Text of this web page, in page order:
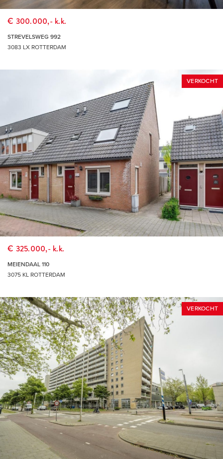
ROTTERDAM
€ 300.000,- k.k.
STREVELSWEG 992
3083 LX ROTTERDAM
VERKOCHT
€ 325.000,- k.k.
MEIENDAAL 110
3075 KL ROTTERDAM
VERKOCHT